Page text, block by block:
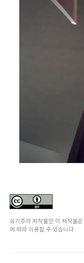
유기주의 저작물인 이 저작물은
에 따라 이용할 수 있습니다.